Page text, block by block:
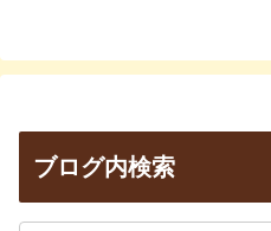
ブログ内検索